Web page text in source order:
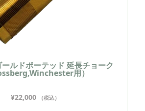
ルドポーテッド 延長チョーク
用）
¥22,000 （税込）